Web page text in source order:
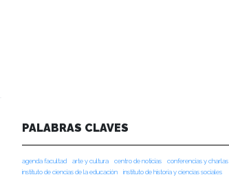
PALABRAS CLAVES
agenda facultad arte y cultura centro de noticias conferencias y charlas
instituto de ciencias de la educación
instituto de historia y ciencias sociales